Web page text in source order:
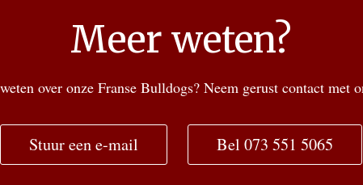
Meer weten?
over onze Franse Bulldogs? Neem gerust contact met
Stuur een e-mail Bel 073 551 5065